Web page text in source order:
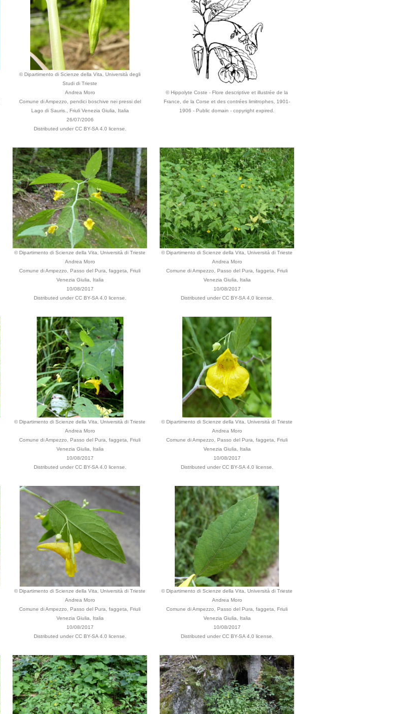
© Dipartimento di Scienze della Vita, Università degli
Studi di Trieste
Andrea Moro
Comune di Ampezzo, pendici boschive nei pressi del
Lago di Sauris., Friuli Venezia Giulia, Italia
26/07/2006
Distributed under CC BY-SA 4.0 license.
© Hippolyte Coste - Flore descriptive et illustrée de la
France, de la Corse et des contrées limitrophes, 1901-
1906 - Public domain - copyright expired.
© Dipartimento di Scienze della Vita, Università di Trieste
Andrea Moro
Comune di Ampezzo, Passo del Pura, faggeta, Friuli
Venezia Giulia, Italia
10/08/2017
Distributed under CC BY-SA 4.0 license.
© Dipartimento di Scienze della Vita, Università di Trieste
Andrea Moro
Comune di Ampezzo, Passo del Pura, faggeta, Friuli
Venezia Giulia, Italia
10/08/2017
Distributed under CC BY-SA 4.0 license.
© Dipartimento di Scienze della Vita, Università di Trieste
Andrea Moro
Comune di Ampezzo, Passo del Pura, faggeta, Friuli
Venezia Giulia, Italia
10/08/2017
Distributed under CC BY-SA 4.0 license.
© Dipartimento di Scienze della Vita, Università di Trieste
Andrea Moro
Comune di Ampezzo, Passo del Pura, faggeta, Friuli
Venezia Giulia, Italia
10/08/2017
Distributed under CC BY-SA 4.0 license.
© Dipartimento di Scienze della Vita, Università di Trieste
Andrea Moro
Comune di Ampezzo, Passo del Pura, faggeta, Friuli
Venezia Giulia, Italia
10/08/2017
Distributed under CC BY-SA 4.0 license.
© Dipartimento di Scienze della Vita, Università di Trieste
Andrea Moro
Comune di Ampezzo, Passo del Pura, faggeta, Friuli
Venezia Giulia, Italia
10/08/2017
Distributed under CC BY-SA 4.0 license.